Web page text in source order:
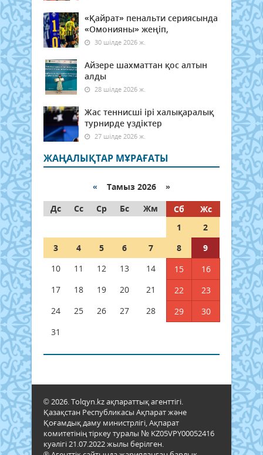
«Қайрат» пенальти сериясында
«Омонияны» жеңіп,
30 шілде 2026 ж.
Айзере шахматтан қос алтын
алды
28 шілде 2026 ж.
Жас теннисші ірі халықаралық
турнирде үздіктер
27 шілде 2026 ж.
ЖАҢАЛЫҚТАР МҰРАҒАТЫ
« Тамыз 2026 »
Дс
Сс Ср Бс Жм Сб
Жс
1
2
3
4 5 6 7 8
9
10
11 12 13 14 15
16
17
18 19 20 21 22
23
24
25 26 27 28 29
30
31
© 2026. Tolqyn.kz ақпараттық агенттігі.
Қазақстан Республикасы Ақпарат және
Қоғамдық даму министрлігі, Ақпарат
комитетінің тіркеу туралы № KZ05VPY00052416
куәлігі 21.07.2022 жылы берілген.